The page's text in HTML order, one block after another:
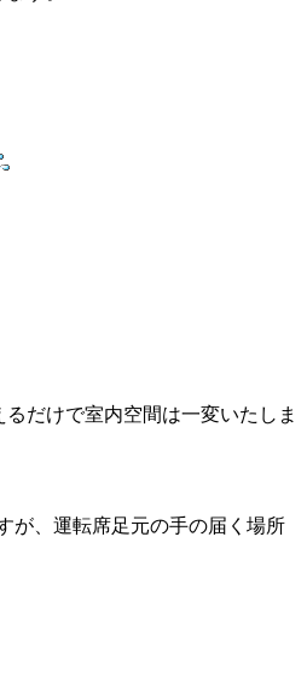
だけで室内空間は一変いたしま
が、運転席足元の手の届く場所